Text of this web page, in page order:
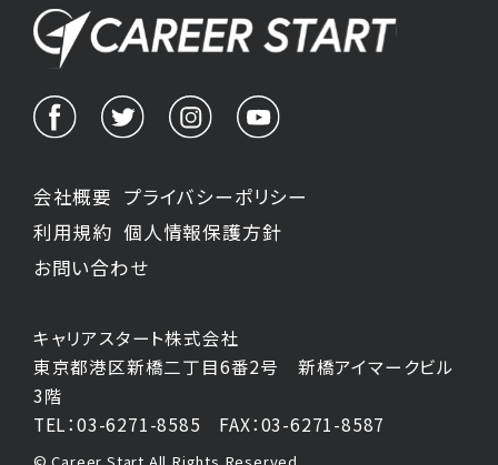
会社概要 プライバシーポリシー
利用規約 個人情報保護方針
お問い合わせ
キャリアスタート株式会社
東京都港区新橋二丁目6番2号 新橋アイマークビル
3階
TEL：03-6271-8585
FAX：03-6271-8587
© Career Start All Rights Reserved.